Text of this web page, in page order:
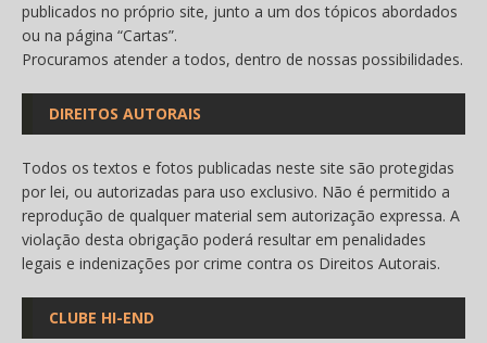
publicados no próprio site, junto a um dos tópicos abordados
ou na página “Cartas”.
Procuramos atender a todos, dentro de nossas possibilidades.
DIREITOS AUTORAIS
Todos os textos e fotos publicadas neste site são protegidas
por lei, ou autorizadas para uso exclusivo. Não é permitido a
reprodução de qualquer material sem autorização expressa. A
violação desta obrigação poderá resultar em penalidades
legais e indenizações por crime contra os Direitos Autorais.
CLUBE HI-END